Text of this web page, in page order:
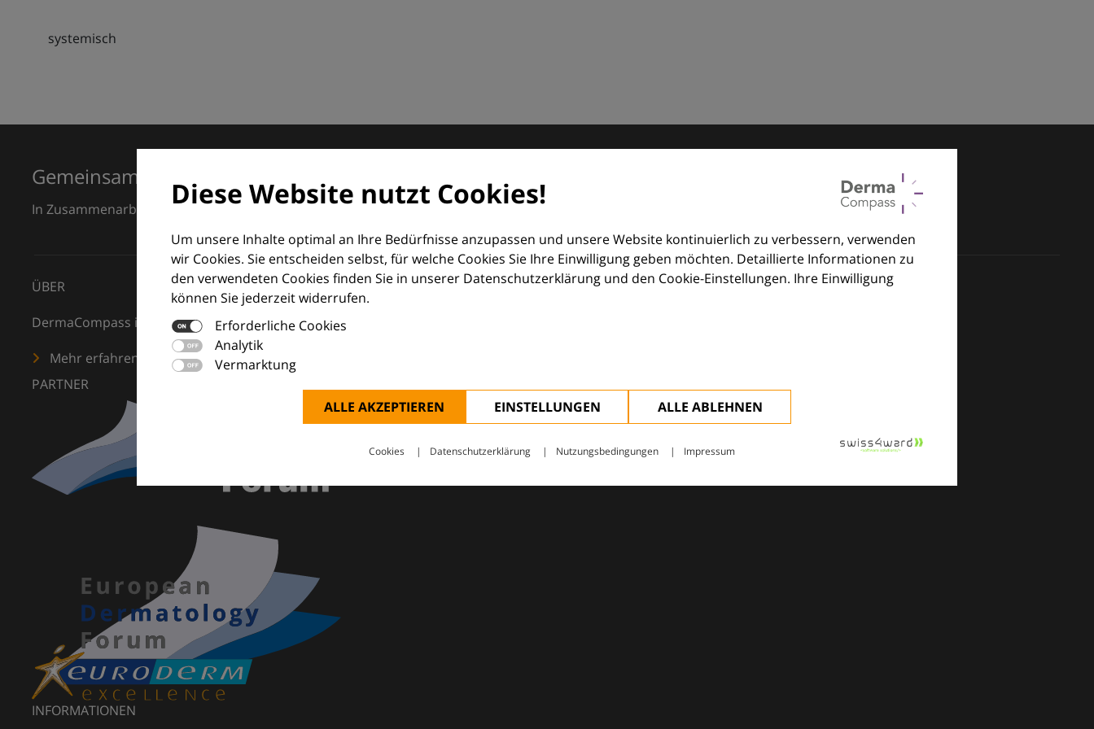
systemisch
Diese Website nutzt Cookies!
Um unsere Inhalte optimal an Ihre Bedürfnisse anzupassen und unsere Website kontinuierlich zu verbessern, verwenden
wir Cookies. Sie entscheiden selbst, für welche Cookies Sie Ihre Einwilligung geben möchten. Detaillierte Informationen zu
den verwendeten Cookies finden Sie in unserer Datenschutzerklärung und den Cookie-Einstellungen. Ihre Einwilligung
können Sie jederzeit widerrufen.
Erforderliche Cookies
Analytik
Vermarktung
ALLE AKZEPTIEREN EINSTELLUNGEN ALLE ABLEHNEN
Cookies Datenschutzerklärung Nutzungsbedingungen Impressum
Gemeinsam für Exzellenz in der Dermatologie
In Zusammenarbeit mit dem European Dermatology Forum (EDF) und Euroderm Excellence
ÜBER
DermaCompass ist Ihr digitaler Kompass für die Dermatologie – mit Wissen, Bildern und praktischen Tools für den klinischen Alltag.
Mehr erfahren
PARTNER
INFORMATIONEN